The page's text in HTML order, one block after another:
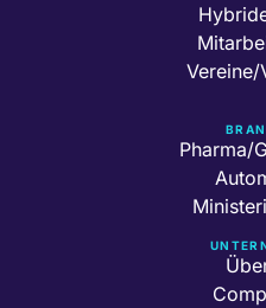
Vereine/
Pharma/